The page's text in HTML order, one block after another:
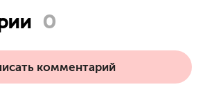
0
комментарий